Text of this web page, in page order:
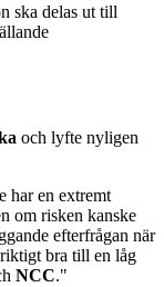
ska delas ut till
och lyfte nyligen
har en extremt
om risken kanske
efterfrågan när
bra till en låg
NCC."